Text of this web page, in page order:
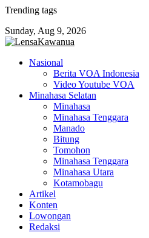
Skip
content
Trending tags
Sunday, Aug 9, 2026
Nasional
Berita VOA Indonesia
Video Youtube VOA
Minahasa Selatan
Minahasa
Minahasa Tenggara
Manado
Bitung
Tomohon
Minahasa Tenggara
Minahasa Utara
Kotamobagu
Artikel
Konten
Lowongan
Redaksi